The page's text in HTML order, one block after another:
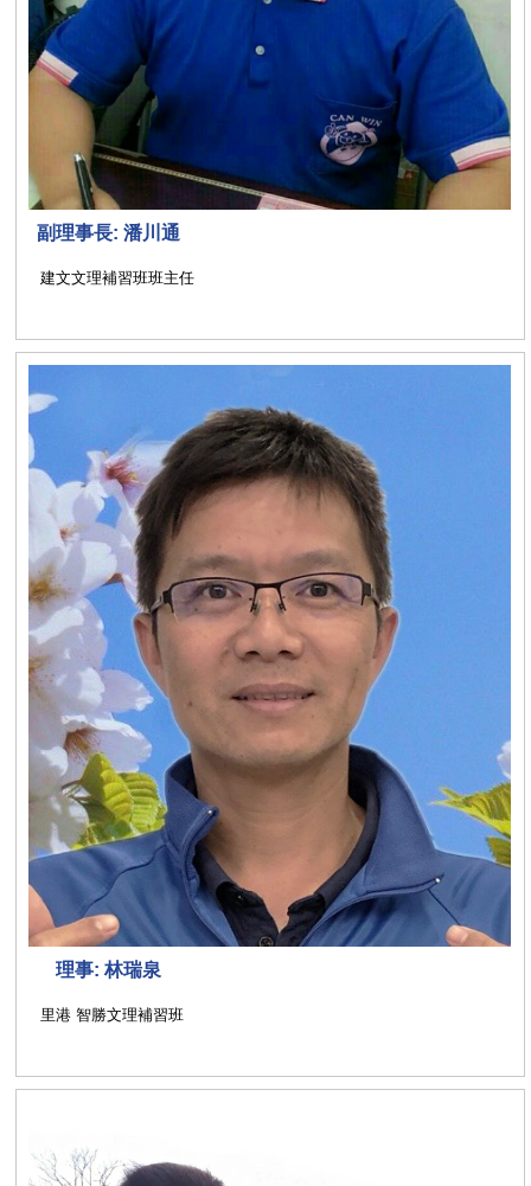
副理事長: 潘川通
建文文理補習班班主任
理事: 林瑞泉
里港 智勝文理補習班